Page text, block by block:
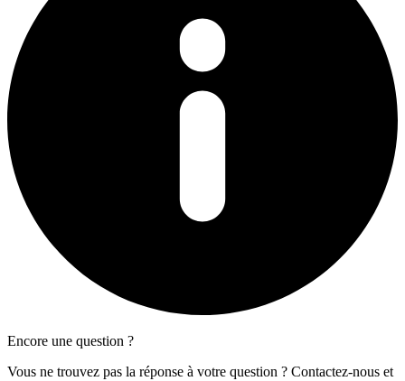
Encore une question ?
Vous ne trouvez pas la réponse à votre question ? Contactez-nous et